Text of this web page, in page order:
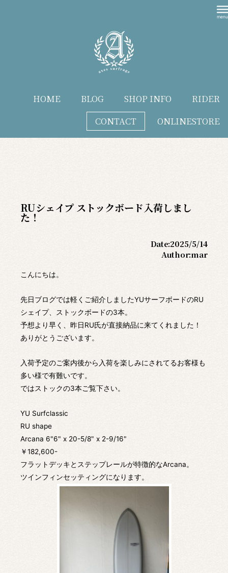
HOME BLOG SHOP INFO
RIDER
CONTACT
ONLINESTORE
RUシェイプ ストックボード入荷しまし
た！
Date:2025/5/14
Author:mar
こんにちは。
先日ブログでは軽くご紹介しましたYUサーフボードのRU
シェイプ、ストックボードの3本。
予想より早く、昨日RU氏が直接納品に来てくれました！
ありがとうございます。
入荷予定のご案内後から入荷を楽しみにされてるお客様も
多い様で有難いです。
ではストックの3本ご覧下さい。
YU Surfclassic
RU shape
Arcana 6"6" x 20-5/8" x 2-9/16"
￥182,600-
フラットデッキとステップレールが特徴的なArcana。
ツインフィンセッティングになります。